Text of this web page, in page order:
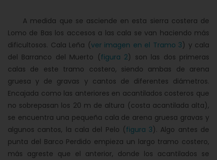
A medida que se asciende en esta sierra costera de
Lomo de Bas los accesos a las cala se van haciendo más
dificultosos. Cala Leña (ver imagen en el Tramo 3) y cala
del Barranco del Muerto (figura 2) son las dos primeras
calas de este tramo costero, siendo ambas de arena
gruesa y de gravas y cantos de diferentes diámetros.
Encajada como las anteriores en acantilados costeros que
no sobrepasan los 20 m de altura (costa acantilada alta),
se encuentra una pequeña cala de arena gruesa gravas y
algunos cantos, la cala del Pelo (figura 3). Algo antes de
punta del Barco Perdido empieza un largo tramo costero,
más agreste que el anterior, donde los acantilados se